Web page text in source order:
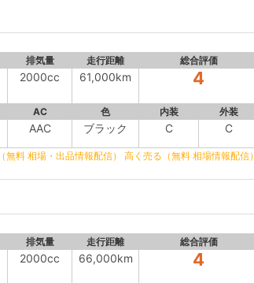
排気量 走行距離 総合評価
2000cc 61,000km 4
AC 色 内装 外装
AAC ブラック C C
無料 相場・出品情報配信） 高く売る（無料 相場情報配信）
排気量 走行距離 総合評価
2000cc 66,000km 4